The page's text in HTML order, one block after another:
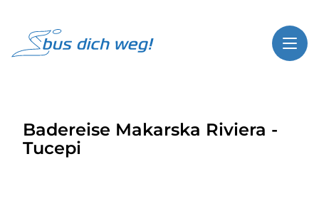
Highlights
Service
Badereise Makarska Riviera -
Tucepi